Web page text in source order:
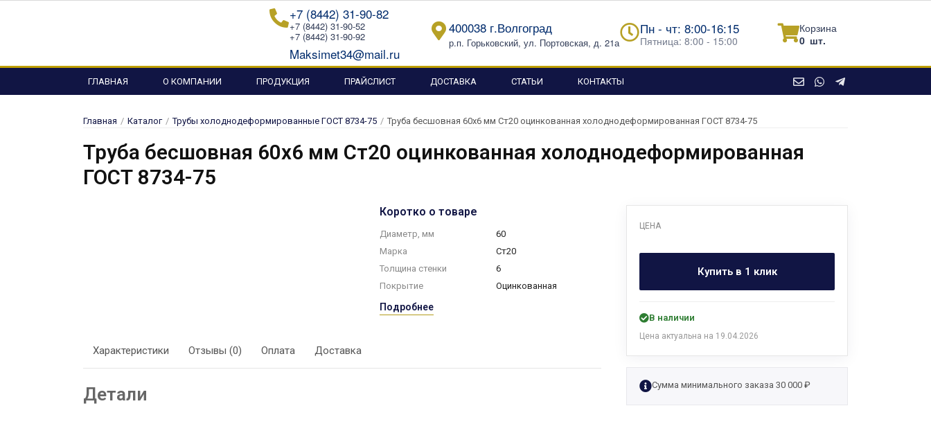
+7 (8442) 31-90-82
+7 (8442) 31-90-52
+7 (8442) 31-90-92
Maksimet34@mail.ru
400038 г.Волгоград
р.п. Горьковский, ул. Портовская, д. 21а
Пн - чт: 8:00-16:15
Пятница: 8:00 - 15:00
Корзина
0 шт.
ГЛАВНАЯ О КОМПАНИИ ПРОДУКЦИЯ ПРАЙСЛИСТ ДОСТАВКА СТАТЬИ КОНТАКТЫ
Главная / Каталог / Трубы холоднодеформированные ГОСТ 8734-75 / Труба бесшовная 60х6 мм Ст20 оцинкованная холоднодеформированная ГОСТ 8734-75
Труба бесшовная 60х6 мм Ст20 оцинкованная холоднодеформированная
ГОСТ 8734-75
Коротко о товаре
Диаметр, мм
60
Марка
Ст20
Толщина стенки
6
Покрытие
Оцинкованная
Подробнее
Характеристики Отзывы (0) Оплата Доставка
Детали
ЦЕНА
Купить в 1 клик
В наличии
Цена актуальна на 19.04.2026
Сумма минимального заказа 30 000 ₽